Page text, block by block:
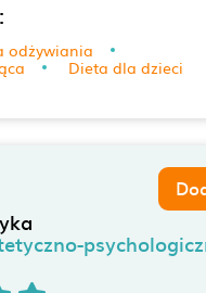
odżywiania
Dieta dla dzieci